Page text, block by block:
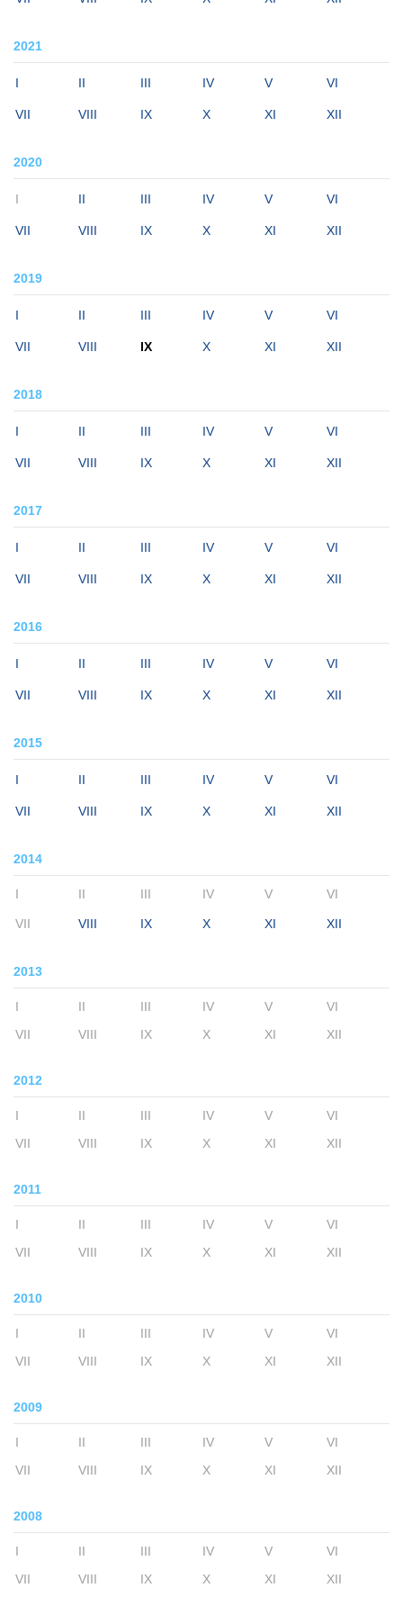
2021
I II III IV V VI
VII VIII IX X XI XII
2020
I II III IV V VI
VII VIII IX X XI XII
2019
I II III IV V VI
VII VIII IX X XI XII
2018
I II III IV V VI
VII VIII IX X XI XII
2017
I II III IV V VI
VII VIII IX X XI XII
2016
I II III IV V VI
VII VIII IX X XI XII
2015
I II III IV V VI
VII VIII IX X XI XII
2014
I II III IV V VI
VII VIII IX X XI XII
2013
I II III IV V
VI
VII
VIII IX X XI XII
2012
I II III IV V
VI
VII
VIII IX X XI XII
2011
I II III IV V
VI
VII
VIII IX X XI XII
2010
I II III IV V
VI
VII
VIII IX X XI XII
2009
I II III IV V
VI
VII
VIII IX X XI XII
2008
I II III IV V
VI
VII
VIII IX X XI XII